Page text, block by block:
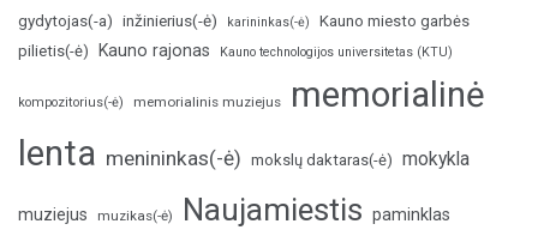
gydytojas(-a) inžinierius(-ė) karininkas(-ė)
Kauno miesto garbės
pilietis(-ė)
Kauno rajonas Kauno technologijos universitetas (KTU)
kompozitorius(-ė) memorialinis muziejus
memorialinė
lenta menininkas(-ė) mokslų daktaras(-ė) mokykla
muziejus muzikas(-ė) Naujamiestis paminklas